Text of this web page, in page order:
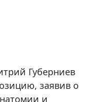
Губерниев
заявив о
и